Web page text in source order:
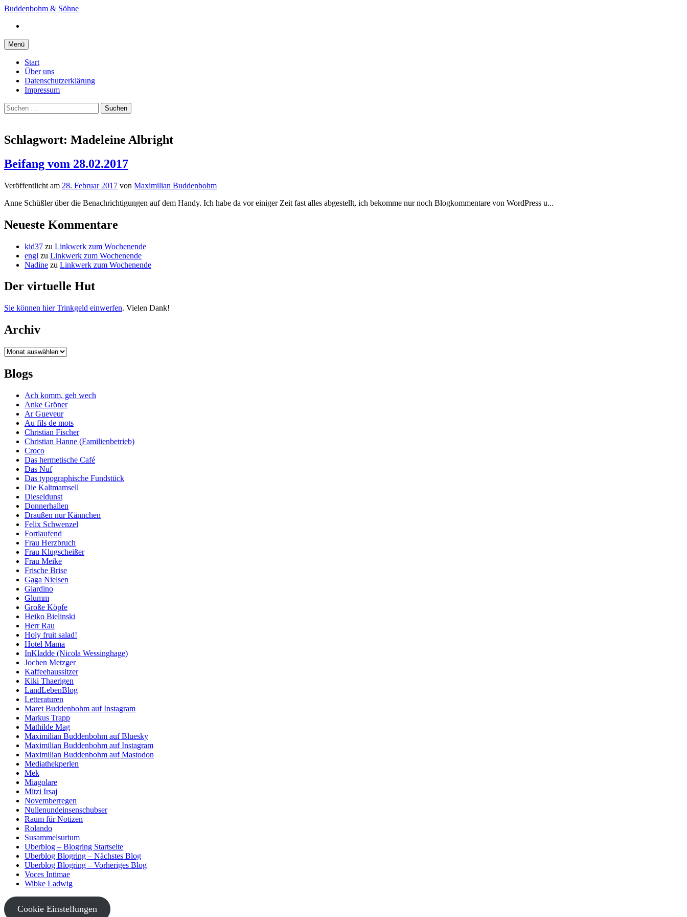
Springe
Inhalt
Buddenbohm & Söhne
Menü
Start
Über uns
Datenschutzerklärung
Impressum
Suchen
nach:
Schlagwort: Madeleine Albright
Beifang vom 28.02.2017
Veröffentlicht am 28. Februar 2017 von Maximilian Buddenbohm
Anne Schüßler über die Benachrichtigungen auf dem Handy. Ich habe da vor einiger Zeit fast alles abgestellt, ich bekomme nur noch Blogkommentare von WordPress u...
Neueste Kommentare
kid37 zu Linkwerk zum Wochenende
engl zu Linkwerk zum Wochenende
Nadine zu Linkwerk zum Wochenende
Der virtuelle Hut
Sie können hier Trinkgeld einwerfen. Vielen Dank!
Archiv
Archiv
Blogs
Ach komm, geh wech
Anke Gröner
Ar Gueveur
Au fils de mots
Christian Fischer
Christian Hanne (Familienbetrieb)
Croco
Das hermetische Café
Das Nuf
Das typographische Fundstück
Die Kaltmamsell
Dieseldunst
Donnerhallen
Draußen nur Kännchen
Felix Schwenzel
Fortlaufend
Frau Herzbruch
Frau Klugscheißer
Frau Meike
Frische Brise
Gaga Nielsen
Giardino
Glumm
Große Köpfe
Heiko Bielinski
Herr Rau
Holy fruit salad!
Hotel Mama
InKladde (Nicola Wessinghage)
Jochen Metzger
Kaffeehaussitzer
Kiki Thaerigen
LandLebenBlog
Letteraturen
Maret Buddenbohm auf Instagram
Markus Trapp
Mathilde Mag
Maximilian Buddenbohm auf Bluesky
Maximilian Buddenbohm auf Instagram
Maximilian Buddenbohm auf Mastodon
Mediathekperlen
Mek
Miagolare
Mitzi Irsaj
Novemberregen
Nullenundeinsenschubser
Raum für Notizen
Rolando
Susammelsurium
Uberblog – Blogring Startseite
Uberblog Blogring – Nächstes Blog
Uberblog Blogring – Vorheriges Blog
Voces Intimae
Wibke Ladwig
Cookie Einstellungen